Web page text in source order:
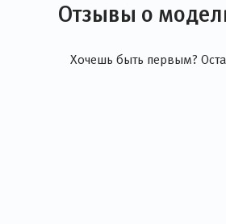
Отзывы о
Хочешь быть первым?